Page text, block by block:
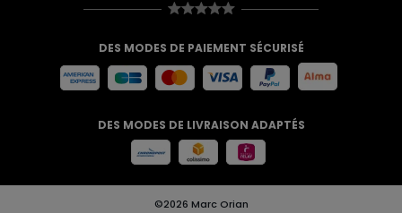
DES MODES DE PAIEMENT SÉCURISÉ
DES MODES DE LIVRAISON ADAPTÉS
©2026 Marc Orian